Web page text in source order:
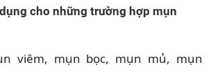
cho những trường hợp mụn
viêm, mụn bọc, mụn mủ, mụn